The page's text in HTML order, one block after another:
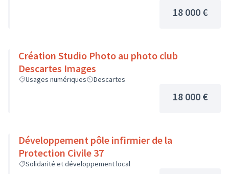
18 000 €
Création Studio Photo au photo club
Descartes Images
Usages numériques Descartes
18 000 €
Développement pôle infirmier de la
Protection Civile 37
Solidarité et développement local